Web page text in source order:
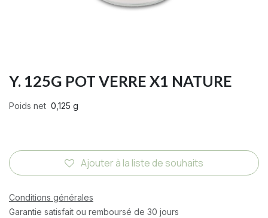
Y. 125G POT VERRE X1 NATURE
Poids net 0,125 g
Ajouter à la liste de souhaits
Conditions générales
Garantie satisfait ou remboursé de 30 jours